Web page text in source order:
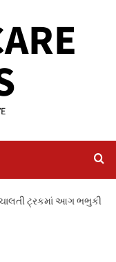
ચાલતી ટ્રકમાં આગ ભભુકી